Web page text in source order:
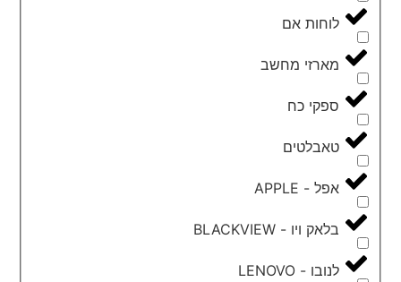
לוחות אם
מארזי מחשב
ספקי כח
טאבלטים
אפל - APPLE
בלאק ויו - BLACKVIEW
לנובו - LENOVO